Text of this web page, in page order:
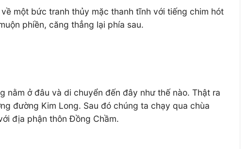
một bức tranh thủy mặc thanh tĩnh với tiếng chim hót
phiền, căng thẳng lại phía sau.
nằm ở đâu và di chuyển đến đây như thế nào. Thật ra
đường Kim Long. Sau đó chúng ta chạy qua chùa
địa phận thôn Đồng Chầm.